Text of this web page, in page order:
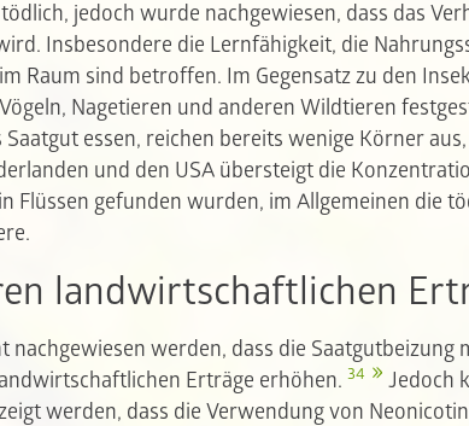
jedoch wurde nachgewiesen, dass das
Insbesondere die Lernfähigkeit, die
Raum sind betroffen. Im Gegensatz zu den
Nagetieren und anderen Wildtieren
essen, reichen bereits wenige Körner
und den USA übersteigt die
Flüssen gefunden wurden, im Allgemeinen die
landwirtschaftlichen
nachgewiesen werden, dass die Saatgutbeizung
Erträge erhöhen. 34
Jedoch
werden, dass die Verwendung von